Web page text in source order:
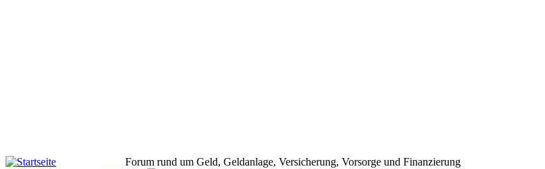
Forum rund um Geld, Geldanlage, Versicherung, Vorsorge und Finanzierung